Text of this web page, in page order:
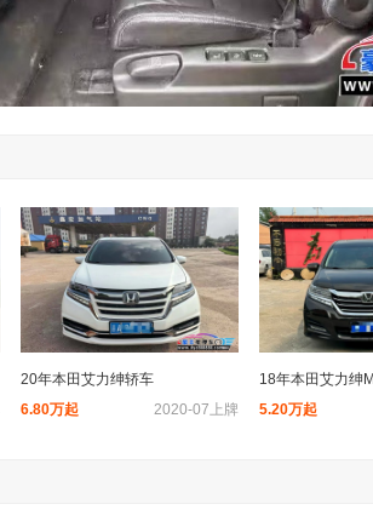
20年本田艾力绅轿车
2020-07上牌
6.80万起
18年本田艾力绅
5.20万起